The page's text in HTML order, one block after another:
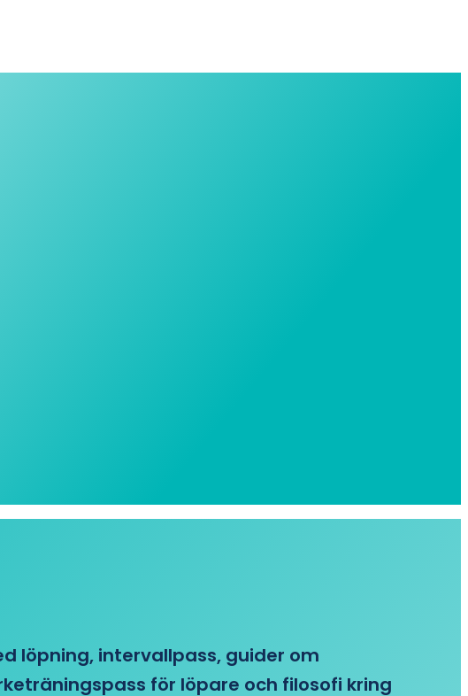
löpning, intervallpass, guider om
för löpare och filosofi kring